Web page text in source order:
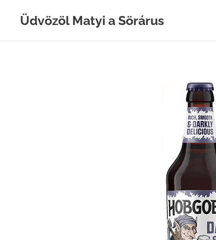
Üdvözöl Matyi a Sörárus